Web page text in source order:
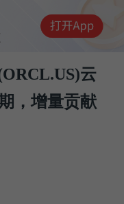
云
，增量贡献